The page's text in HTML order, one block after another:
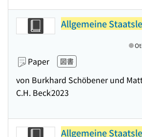
Allgemeine
Paper 図書
von Burkhard Schöbener und
C.H. Beck2023
Allgemeine